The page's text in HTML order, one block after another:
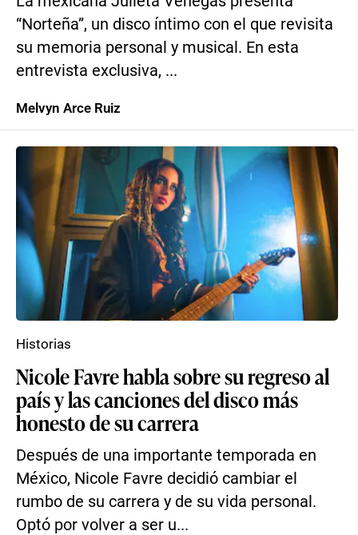
“Norteña”, un disco íntimo con el que revisita
su memoria personal y musical. En esta
entrevista exclusiva, ...
Melvyn Arce Ruiz
Nicole Favre habla sobre su regreso al
país y las canciones del disco más
honesto de su carrera
Después de una importante temporada en
México, Nicole Favre decidió cambiar el
rumbo de su carrera y de su vida personal.
Optó por volver a ser u...
Historias